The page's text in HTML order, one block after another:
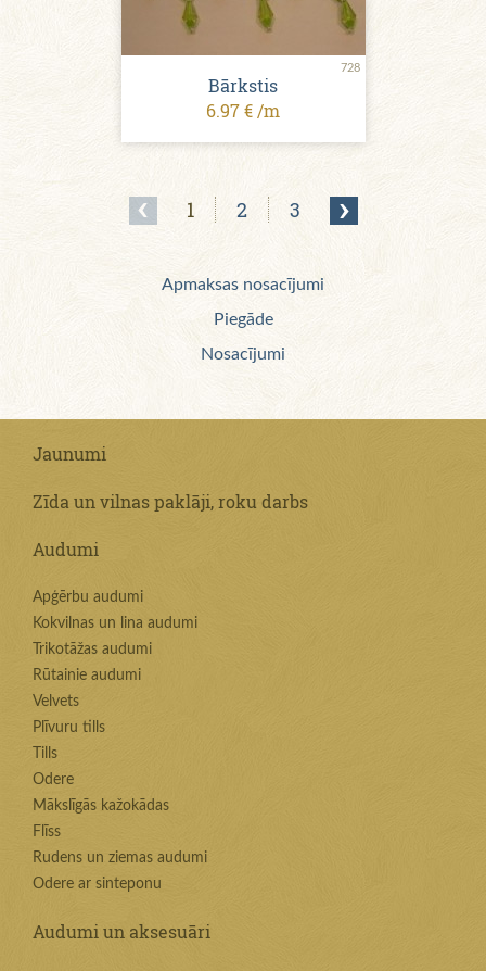
728
Bārkstis
6.97 € /m
1 2 3
Apmaksas nosacījumi
Piegāde
Nosacījumi
Jaunumi
Zīda un vilnas paklāji, roku darbs
Audumi
Apģērbu audumi
Kokvilnas un lina audumi
Trikotāžas audumi
Rūtainie audumi
Velvets
Plīvuru tills
Tills
Odere
Mākslīgās kažokādas
Flīss
Rudens un ziemas audumi
Odere ar sinteponu
Audumi un aksesuāri